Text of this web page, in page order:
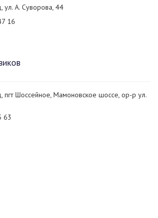
ул. А. Суворова, 44
16
пгт Шоссейное, Мамоновское шоссе, ор-р ул.
63